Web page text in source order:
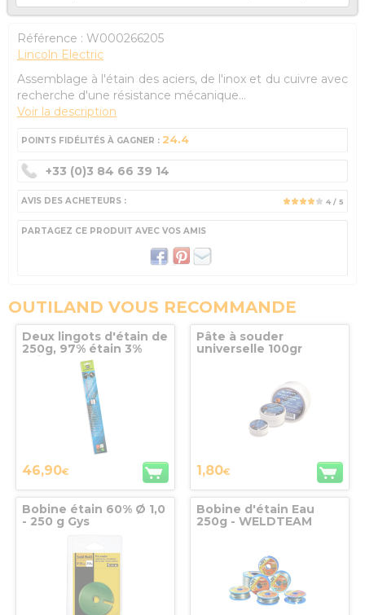
Référence : W000266205
Lincoln Electric
Assemblage à l'étain des aciers, de l'inox et du cuivre avec
recherche d'une résistance mécanique...
Voir la description
POINTS FIDÉLITÉS À GAGNER : 24.4
+33 (0)3 84 66 39 14
AVIS DES ACHETEURS : 4 / 5
PARTAGEZ CE PRODUIT AVEC VOS AMIS
OUTILAND VOUS RECOMMANDE
Deux lingots d'étain de
250g, 97% étain 3%
cuivre, KEMPER
46,90€
Pâte à souder
universelle 100gr
1,80€
Bobine étain 60% Ø 1,0
- 250 g Gys
Bobine d'étain Eau
250g - WELDTEAM